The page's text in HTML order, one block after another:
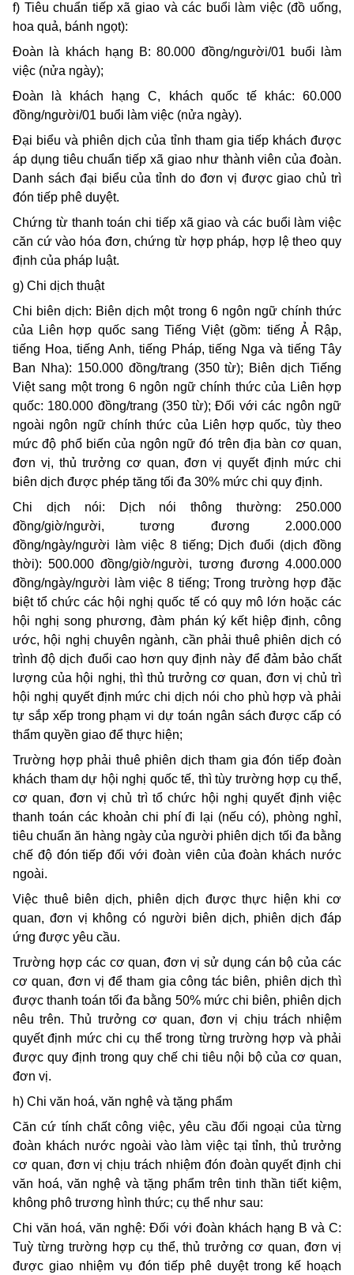
f) Tiêu chuẩn tiếp xã giao và các buổi làm việc (đồ uống,
hoa quả, bánh ngọt):
Đoàn là khách hạng B: 80.000 đồng/người/01 buổi làm
việc (nửa ngày);
Đoàn là khách hạng C, khách quốc tế khác: 60.000
đồng/người/01 buổi làm việc (nửa ngày).
Đại biểu và phiên dịch của tỉnh tham gia tiếp khách được
áp dụng tiêu chuẩn tiếp xã giao như thành viên của đoàn.
Danh sách đại biểu của tỉnh do đơn vị được giao chủ trì
đón tiếp phê duyệt.
Chứng từ thanh toán chi tiếp xã giao và các buổi làm việc
căn cứ vào hóa đơn, chứng từ hợp pháp, hợp lệ theo quy
định của pháp luật.
g) Chi dịch thuật
Chi biên dịch: Biên dịch một trong 6 ngôn ngữ chính thức
của Liên hợp quốc sang Tiếng Việt (gồm: tiếng Ả Rập,
tiếng Hoa, tiếng Anh, tiếng Pháp, tiếng Nga và tiếng Tây
Ban Nha): 150.000 đồng/trang (350 từ); Biên dịch Tiếng
Việt sang một trong 6 ngôn ngữ chính thức của Liên hợp
quốc: 180.000 đồng/trang (350 từ); Đối với các ngôn ngữ
ngoài ngôn ngữ chính thức của Liên hợp quốc, tùy theo
mức độ phổ biến của ngôn ngữ đó trên địa bàn cơ quan,
đơn vị, thủ trưởng cơ quan, đơn vị quyết định mức chi
biên dịch được phép tăng tối đa 30% mức chi quy định.
Chi dịch nói: Dịch nói thông thường: 250.000
đồng/giờ/người, tương đương 2.000.000
đồng/ngày/người làm việc 8 tiếng; Dịch đuổi (dịch đồng
thời): 500.000 đồng/giờ/người, tương đương 4.000.000
đồng/ngày/người làm việc 8 tiếng; Trong trường hợp đặc
biệt tổ chức các hội nghị quốc tế có quy mô lớn hoặc các
hội nghị song phương, đàm phán ký kết hiệp định, công
ước, hội nghị chuyên ngành, cần phải thuê phiên dịch có
trình độ dịch đuổi cao hơn quy định này để đảm bảo chất
lượng của hội nghị, thì thủ trưởng cơ quan, đơn vị chủ trì
hội nghị quyết định mức chi dịch nói cho phù hợp và phải
tự sắp xếp trong phạm vi dự toán ngân sách được cấp có
thẩm quyền giao để thực hiện;
Trường hợp phải thuê phiên dịch tham gia đón tiếp đoàn
khách tham dự hội nghị quốc tế, thì tùy trường hợp cụ thể,
cơ quan, đơn vị chủ trì tổ chức hội nghị quyết định việc
thanh toán các khoản chi phí đi lại (nếu có), phòng nghỉ,
tiêu chuẩn ăn hàng ngày của người phiên dịch tối đa bằng
chế độ đón tiếp đối với đoàn viên của đoàn khách nước
ngoài.
Việc thuê biên dịch, phiên dịch được thực hiện khi cơ
quan, đơn vị không có người biên dịch, phiên dịch đáp
ứng được yêu cầu.
Trường hợp các cơ quan, đơn vị sử dụng cán bộ của các
cơ quan, đơn vị để tham gia công tác biên, phiên dịch thì
được thanh toán tối đa bằng 50% mức chi biên, phiên dịch
nêu trên. Thủ trưởng cơ quan, đơn vị chịu trách nhiệm
quyết định mức chi cụ thể trong từng trường hợp và phải
được quy định trong quy chế chi tiêu nội bộ của cơ quan,
đơn vị.
h) Chi văn hoá, văn nghệ và tặng phẩm
Căn cứ tính chất công việc, yêu cầu đối ngoại của từng
đoàn khách nước ngoài vào làm việc tại tỉnh, thủ trưởng
cơ quan, đơn vị chịu trách nhiệm đón đoàn quyết định chi
văn hoá, văn nghệ và tặng phẩm trên tinh thần tiết kiệm,
không phô trương hình thức; cụ thể như sau:
Chi văn hoá, văn nghệ: Đối với đoàn khách hạng B và C:
Tuỳ từng trường hợp cụ thể, thủ trưởng cơ quan, đơn vị
được giao nhiệm vụ đón tiếp phê duyệt trong kế hoạch